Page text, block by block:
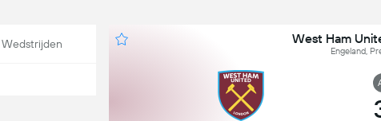
Wedstrijden West Ham
Engeland,